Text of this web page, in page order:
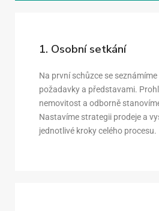
1. Osobní setkání
Na první schůzce se
požadavky a představami.
nemovitost a odborně
Nastavíme strategii prodeje a
jednotlivé kroky celého procesu.